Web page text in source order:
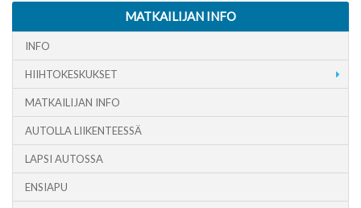
MATKAILIJAN INFO
INFO
HIIHTOKESKUKSET
MATKAILIJAN INFO
AUTOLLA LIIKENTEESSÄ
LAPSI AUTOSSA
ENSIAPU